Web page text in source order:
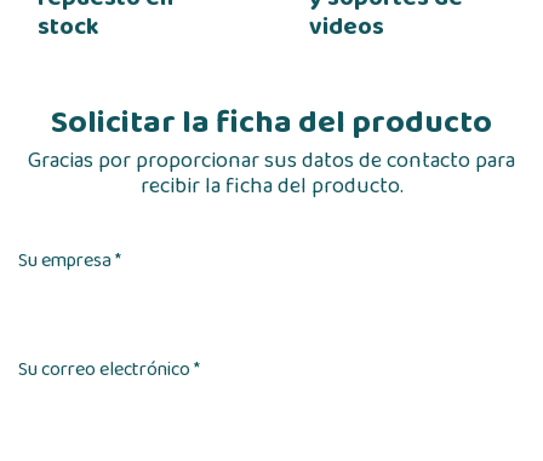
stock videos
Solicitar la ficha del producto
Gracias por proporcionar sus datos de contacto para
recibir la ficha del producto.
Su empresa *
Su correo electrónico *